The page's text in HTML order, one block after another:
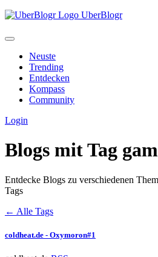
UberBlogr
Neuste
Trending
Entdecken
Kompass
Community
Login
Blogs mit Tag
Entdecke Blogs zu verschiedenen
Tags
← Alle Tags
coldheat.de - Oxymoron#1